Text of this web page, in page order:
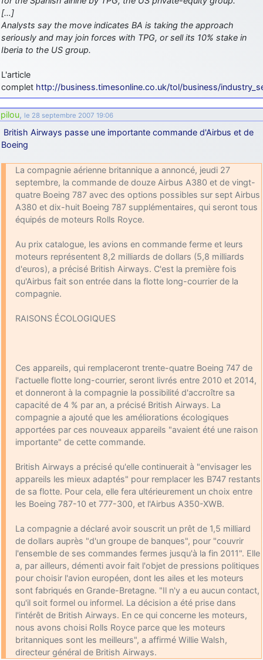
[…]
Analysts say the move indicates BA is taking the approach
seriously and may join forces with TPG, or sell its 10% stake in
Iberia to the US group.
L'article
complet http://business.timesonline.co.uk/tol/business/
pilou, le 28 septembre 2007 19:06
British Airways passe une importante commande d'Airbus et de
Boeing
La compagnie aérienne britannique a annoncé, jeudi 27
septembre, la commande de douze Airbus A380 et de vingt-
quatre Boeing 787 avec des options possibles sur sept Airbus
A380 et dix-huit Boeing 787 supplémentaires, qui seront tous
équipés de moteurs Rolls Royce.
Au prix catalogue, les avions en commande ferme et leurs
moteurs représentent 8,2 milliards de dollars (5,8 milliards
d'euros), a précisé British Airways. C'est la première fois
qu'Airbus fait son entrée dans la flotte long-courrier de la
compagnie.
RAISONS ÉCOLOGIQUES
Ces appareils, qui remplaceront trente-quatre Boeing 747 de
l'actuelle flotte long-courrier, seront livrés entre 2010 et 2014,
et donneront à la compagnie la possibilité d'accroître sa
capacité de 4 % par an, a précisé British Airways. La
compagnie a ajouté que les améliorations écologiques
apportées par ces nouveaux appareils "avaient été une raison
importante" de cette commande.
British Airways a précisé qu'elle continuerait à "envisager les
appareils les mieux adaptés" pour remplacer les B747 restants
de sa flotte. Pour cela, elle fera ultérieurement un choix entre
les Boeing 787-10 et 777-300, et l'Airbus A350-XWB.
La compagnie a déclaré avoir souscrit un prêt de 1,5 milliard
de dollars auprès "d'un groupe de banques", pour "couvrir
l'ensemble de ses commandes fermes jusqu'à la fin 2011". Elle
a, par ailleurs, démenti avoir fait l'objet de pressions politiques
pour choisir l'avion européen, dont les ailes et les moteurs
sont fabriqués en Grande-Bretagne. "Il n'y a eu aucun contact,
qu'il soit formel ou informel. La décision a été prise dans
l'intérêt de British Airways. En ce qui concerne les moteurs,
nous avons choisi Rolls Royce parce que les moteurs
britanniques sont les meilleurs", a affirmé Willie Walsh,
directeur général de British Airways.